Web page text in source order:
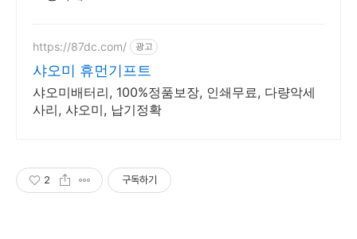
https://87dc.com/ 광고
샤오미 휴먼기프트
샤오미배터리, 100%정품보장, 인쇄무료, 다량악세
사리, 샤오미, 납기정확
2 구독하기